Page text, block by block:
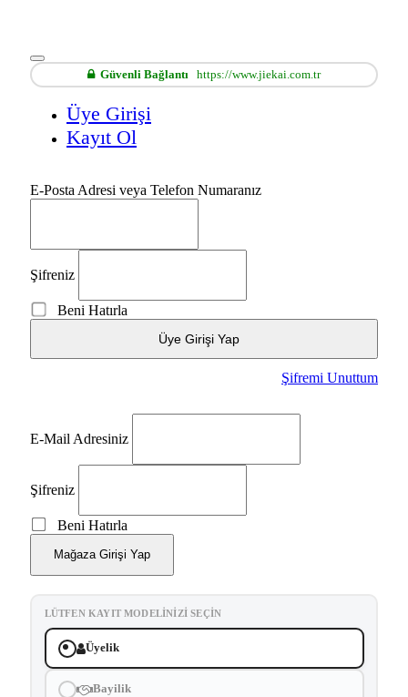
Güvenli Bağlantı https://www.jiekai.com.tr
Üye Girişi
Kayıt Ol
E-Posta Adresi veya Telefon Numaranız
Şifreniz
Beni Hatırla
Üye Girişi Yap
Şifremi Unuttum
E-Mail Adresiniz
Şifreniz
Beni Hatırla
Mağaza Girişi Yap
LÜTFEN KAYIT MODELINIZI SEÇIN
Üyelik
Bayilik